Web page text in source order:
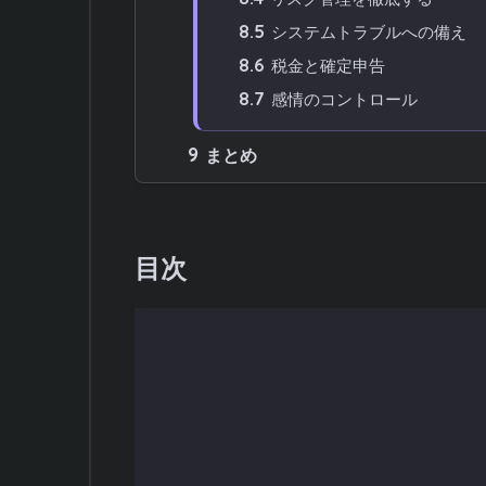
8.5 システムトラブルへの備え
8.6 税金と確定申告
8.7 感情のコントロール
9 まとめ
目次